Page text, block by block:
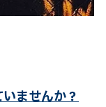
ませんか？